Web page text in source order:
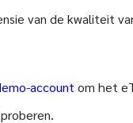
van de kwaliteit
account om het